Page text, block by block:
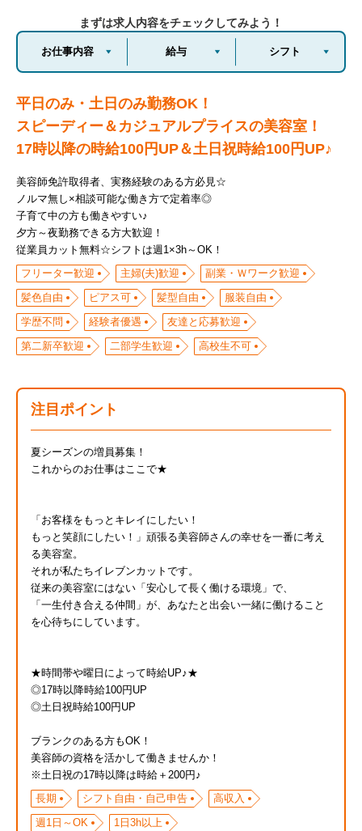
まずは求人内容をチェックしてみよう！
お仕事内容 給与 シフト
平日のみ・土日のみ勤務OK！
スピーディー＆カジュアルプライスの美容室！
17時以降の時給100円UP＆土日祝時給100円UP♪
美容師免許取得者、実務経験のある方必見☆
ノルマ無し×相談可能な働き方で定着率◎
子育て中の方も働きやすい♪
夕方～夜勤務できる方大歓迎！
従業員カット無料☆シフトは週1×3h～OK！
フリーター歓迎
主婦(夫)歓迎
副業・Ｗワーク歓迎
髪色自由
ピアス可 髪型自由
服装自由
学歴不問
経験者優遇
友達と応募歓迎
第二新卒歓迎
二部学生歓迎 高校生不可
注目ポイント
夏シーズンの増員募集！
これからのお仕事はここで★
「お客様をもっとキレイにしたい！
もっと笑顔にしたい！」頑張る美容師さんの幸せを一番に考え
る美容室。
それが私たちイレブンカットです。
従来の美容室にはない「安心して長く働ける環境」で、
「一生付き合える仲間」が、あなたと出会い一緒に働けること
を心待ちにしています。
★時間帯や曜日によって時給UP♪★
◎17時以降時給100円UP
◎土日祝時給100円UP
ブランクのある方もOK！
美容師の資格を活かして働きませんか！
※土日祝の17時以降は時給＋200円♪
長期
シフト自由・自己申告
高収入
週1日～OK
1日3h以上